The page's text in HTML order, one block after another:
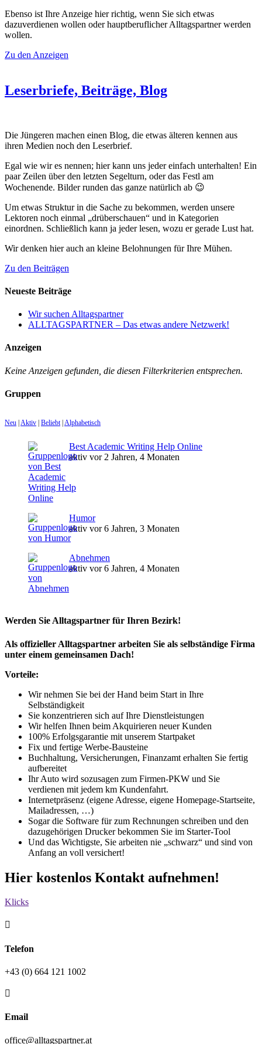
Ebenso ist Ihre Anzeige hier richtig, wenn Sie sich etwas
dazuverdienen wollen oder hauptberuflicher Alltagspartner werden
wollen.
Zu den Anzeigen
Leserbriefe, Beiträge, Blog
Die Jüngeren machen einen Blog, die etwas älteren kennen aus
ihren Medien noch den Leserbrief.
Egal wie wir es nennen; hier kann uns jeder einfach unterhalten! Ein
paar Zeilen über den letzten Segelturn, oder das Festl am
Wochenende. Bilder runden das ganze natürlich ab 😉
Um etwas Struktur in die Sache zu bekommen, werden unsere
Lektoren noch einmal „drüberschauen“ und in Kategorien
einordnen. Schließlich kann ja jeder lesen, wozu er gerade Lust hat.
Wir denken hier auch an kleine Belohnungen für Ihre Mühen.
Zu den Beiträgen
Neueste Beiträge
Wir suchen Alltagspartner
ALLTAGSPARTNER – Das etwas andere Netzwerk!
Anzeigen
Keine Anzeigen gefunden, die diesen Filterkriterien entsprechen.
Gruppen
Neu Aktiv Beliebt Alphabetisch
Best Academic Writing Help Online
aktiv vor 2 Jahren, 4 Monaten
Humor
aktiv vor 6 Jahren, 3 Monaten
Abnehmen
aktiv vor 6 Jahren, 4 Monaten
Werden Sie Alltagspartner für Ihren Bezirk!
Als offizieller Alltagspartner arbeiten Sie als selbständige Firma
unter einem gemeinsamen Dach!
Vorteile:
Wir nehmen Sie bei der Hand beim Start in Ihre
Selbständigkeit
Sie konzentrieren sich auf Ihre Dienstleistungen
Wir helfen Ihnen beim Akquirieren neuer Kunden
100% Erfolgsgarantie mit unserem Startpaket
Fix und fertige Werbe-Bausteine
Buchhaltung, Versicherungen, Finanzamt erhalten Sie fertig
aufbereitet
Ihr Auto wird sozusagen zum Firmen-PKW und Sie
verdienen mit jedem km Kundenfahrt.
Internetpräsenz (eigene Adresse, eigene Homepage-Startseite,
Mailadressen, …)
Sogar die Software für zum Rechnungen schreiben und den
dazugehörigen Drucker bekommen Sie im Starter-Tool
Und das Wichtigste, Sie arbeiten nie „schwarz“ und sind von
Anfang an voll versichert!
Hier kostenlos Kontakt aufnehmen!
Klicks

Telefon
+43 (0) 664 121 1002

Email
office@alltagspartner.at